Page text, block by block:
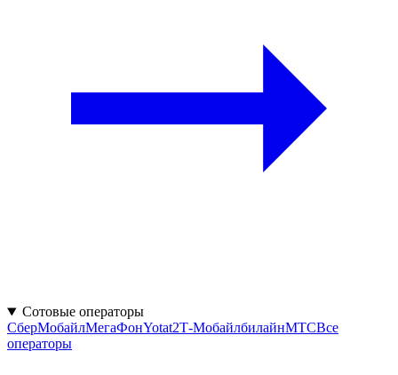
Сотовые операторы
СберМобайлМегаФонYotat2Т‑МобайлбилайнМТСВсе
операторы